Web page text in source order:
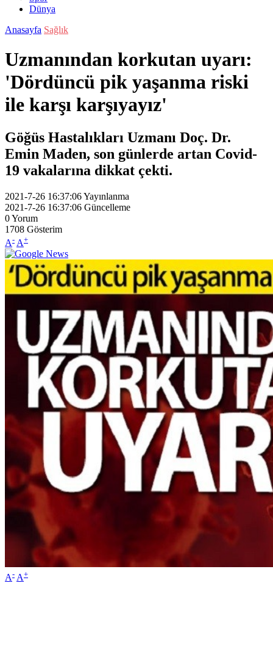
Dünya
Anasayfa Sağlık
Uzmanından korkutan uyarı:
'Dördüncü pik yaşanma riski
ile karşı karşıyayız'
Göğüs Hastalıkları Uzmanı Doç. Dr.
Emin Maden, son günlerde artan Covid-
19 vakalarına dikkat çekti.
2021-7-26 16:37:06Yayınlanma
2021-7-26 16:37:06 Güncelleme
0Yorum
1708 Gösterim
A- A+
A- A+